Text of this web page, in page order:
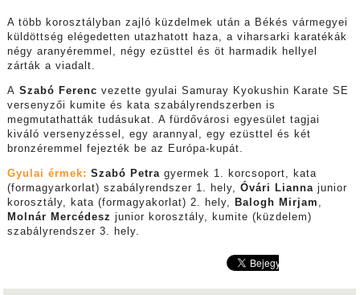
A több korosztályban zajló küzdelmek után a Békés vármegyei
küldöttség elégedetten utazhatott haza, a viharsarki karatékák
négy aranyéremmel, négy ezüsttel és öt harmadik hellyel
zárták a viadalt.
A Szabó Ferenc vezette gyulai Samuray Kyokushin Karate SE
versenyzői kumite és kata szabályrendszerben is
megmutathatták tudásukat. A fürdővárosi egyesület tagjai
kiváló versenyzéssel, egy arannyal, egy ezüsttel és két
bronzéremmel fejezték be az Európa-kupát.
Gyulai érmek: Szabó Petra gyermek 1. korcsoport, kata
(formagyarkorlat) szabályrendszer 1. hely, Óvári Lianna junior
korosztály, kata (formagyakorlat) 2. hely,
Balogh Mirjam
Molnár Mercédesz junior korosztály, kumite (küzdelem)
szabályrendszer 3. hely.